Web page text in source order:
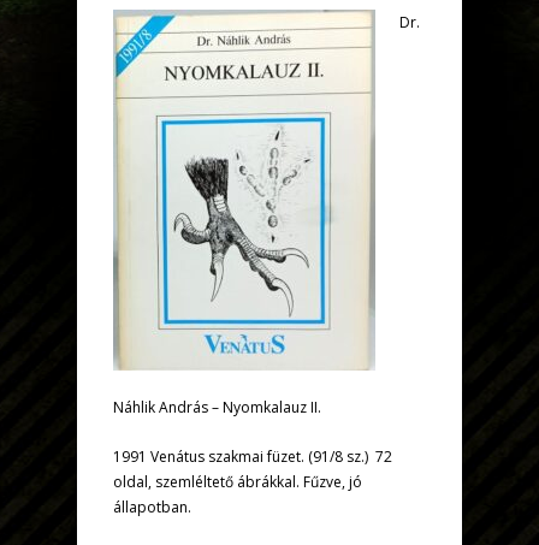
Dr.
Náhlik András – Nyomkalauz II.
1991 Venátus szakmai füzet. (91/8 sz.) 72
oldal, szemléltető ábrákkal. Fűzve, jó
állapotban.